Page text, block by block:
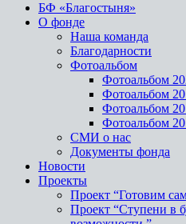
БФ «Благостыня»
О фонде
Наша команда
Благодарности
Фотоальбом
Фотоальбом
Фотоальбом
Фотоальбом
Фотоальбом
СМИ о нас
Документы фонда
Новости
Проекты
Проект “Готовим
Проект “Ступени в